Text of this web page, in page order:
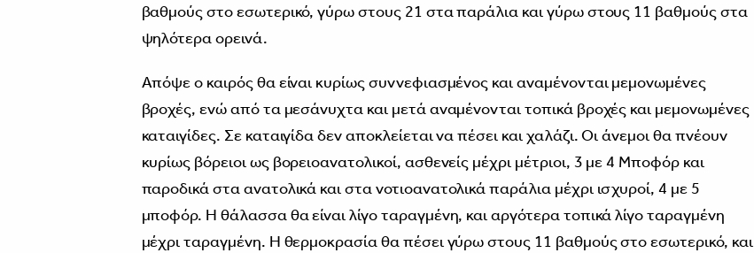
βαθμούς στο εσωτερικό, γύρω στους 21 στα παράλια και γύρω στους 11 βαθμούς στα
ψηλότερα ορεινά.
Απόψε ο καιρός θα είναι κυρίως συννεφιασμένος και αναμένονται μεμονωμένες
βροχές, ενώ από τα μεσάνυχτα και μετά αναμένονται τοπικά βροχές και μεμονωμένες
καταιγίδες. Σε καταιγίδα δεν αποκλείεται να πέσει και χαλάζι. Οι άνεμοι θα πνέουν
κυρίως βόρειοι ως βορειοανατολικοί, ασθενείς μέχρι μέτριοι, 3 με 4 Μποφόρ και
παροδικά στα ανατολικά και στα νοτιοανατολικά παράλια μέχρι ισχυροί, 4 με 5
μποφόρ. Η θάλασσα θα είναι λίγο ταραγμένη, και αργότερα τοπικά λίγο ταραγμένη
μέχρι ταραγμένη. Η θερμοκρασία θα πέσει γύρω στους 11 βαθμούς στο εσωτερικό, και